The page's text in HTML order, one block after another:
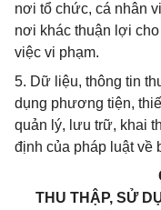
nơi tổ chức, cá nhân
nơi khác thuận lợi
việc vi phạm.
5. Dữ liệu, thông tin
dụng phương tiện,
quản lý, lưu trữ, khai
định của pháp luật về
THU THẬP, SỬ